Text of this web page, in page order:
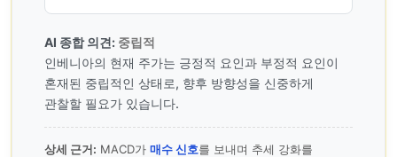
AI 종합 의견: 중립적
인베니아의 현재 주가는 긍정적 요인과 부정적 요인이
혼재된 중립적인 상태로, 향후 방향성을 신중하게
관찰할 필요가 있습니다.
상세 근거: MACD가 매수 신호를 보내며 추세 강화를